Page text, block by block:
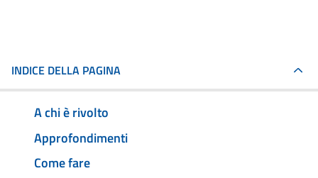
INDICE DELLA PAGINA
A chi è rivolto
Approfondimenti
Come fare